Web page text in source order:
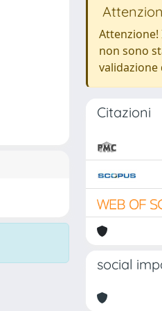
Attenzione!
non sono
validazione
Citazioni
social